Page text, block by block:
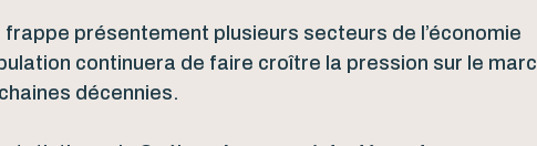
frappe présentement plusieurs secteurs de l’économie
continuera de faire croître la pression sur le
décennies.